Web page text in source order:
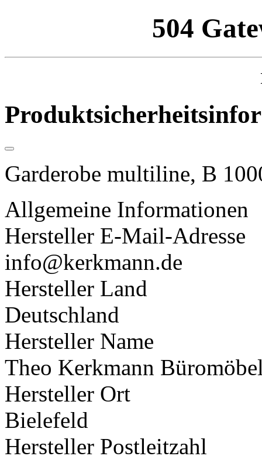
504
Garderobe multiline, B
Allgemeine Informationen
Hersteller E-Mail-Adresse
info@kerkmann.de
Hersteller Land
Deutschland
Hersteller Name
Theo Kerkmann
Hersteller Ort
Bielefeld
Hersteller Postleitzahl